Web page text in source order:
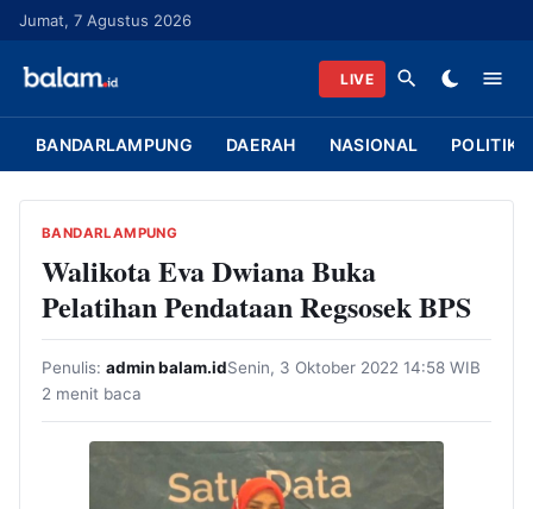
u
Jumat, 7 Agustus 2026
LIVE
BANDARLAMPUNG DAERAH NASIONAL POLITIK
BANDARLAMPUNG
Walikota Eva Dwiana Buka
Pelatihan Pendataan Regsosek BPS
Penulis: admin balam.idSenin, 3 Oktober 2022 14:58 WIB
2 menit baca